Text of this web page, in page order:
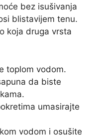
bez isušivanja
blistavijem tenu.
koja druga vrsta
toplom vodom.
da biste
umasirajte
vodom i osušite